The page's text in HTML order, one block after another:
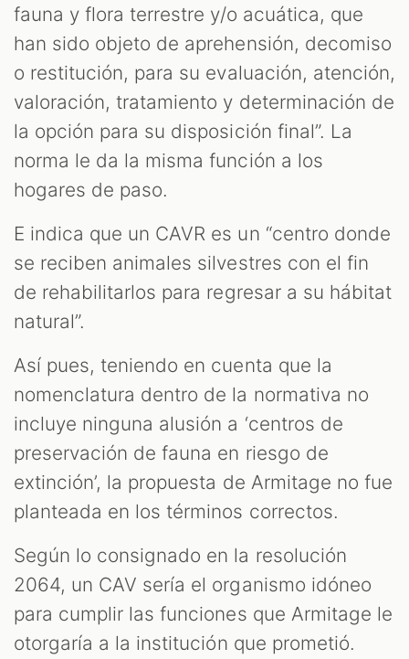
fauna y flora terrestre y/o acuática, que
han sido objeto de aprehensión, decomiso
o restitución, para su evaluación, atención,
valoración, tratamiento y determinación de
la opción para su disposición final”. La
norma le da la misma función a los
hogares de paso.
E indica que un CAVR es un “centro donde
se reciben animales silvestres con el fin
de rehabilitarlos para regresar a su hábitat
natural”.
Así pues, teniendo en cuenta que la
nomenclatura dentro de la normativa no
incluye ninguna alusión a ‘centros de
preservación de fauna en riesgo de
extinción’, la propuesta de Armitage no fue
planteada en los términos correctos.
Según lo consignado en la resolución
2064, un CAV sería el organismo idóneo
para cumplir las funciones que Armitage le
otorgaría a la institución que prometió.